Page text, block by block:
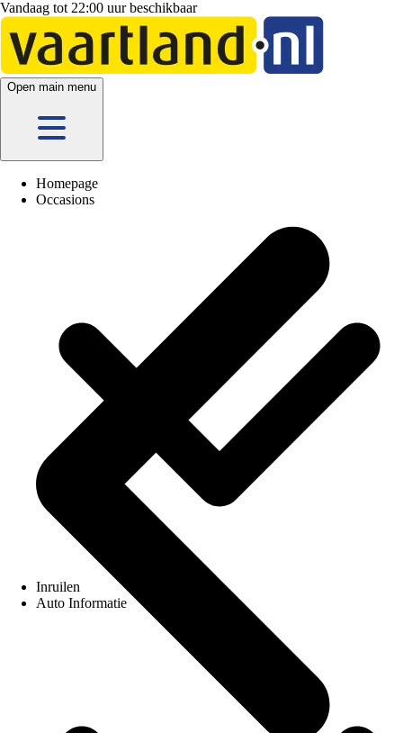
Vandaag tot 22:00 uur beschikbaar
Open main menu
Homepage
Occasions
Inruilen
Auto Informatie